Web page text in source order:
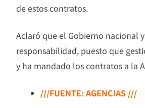
de estos contratos.
Aclaró que el Gobierno nacional
responsabilidad, puesto que
y ha mandado los contratos a la
///FUENTE: AGENCIAS ///